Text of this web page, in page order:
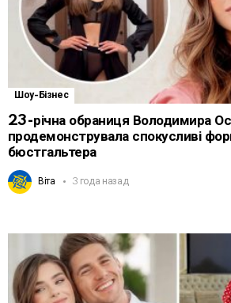
Шоу-Бізнес
23-річна обраниця Володимира
продемонструвала спокусливі
бюстгальтера
Віта 3 года назад